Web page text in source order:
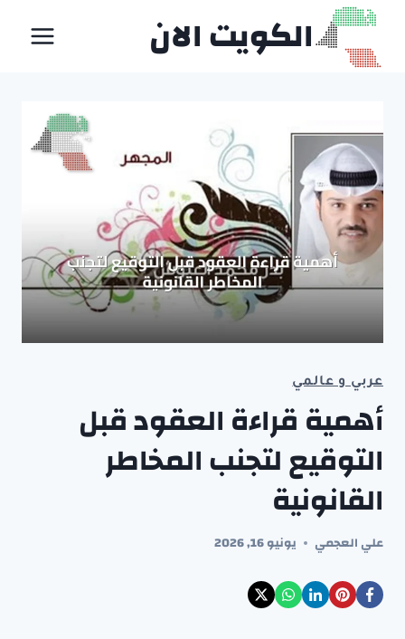
التجاوز
المحتوى
الكويت الان
عربي و عالمي
أهمية قراءة العقود قبل
التوقيع لتجنب المخاطر
القانونية
علي العجمي يونيو 16, 2026